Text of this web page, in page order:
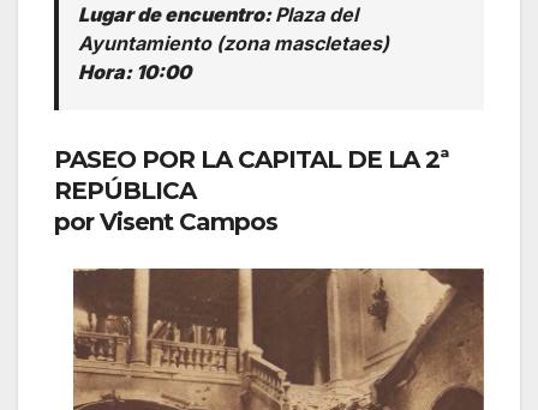
Lugar de encuentro:Plaza del
Ayuntamiento (zona mascletaes)
Hora: 10:00
PASEO POR LA CAPITAL DE LA 2ª
REPÚBLICA
por Visent Campos